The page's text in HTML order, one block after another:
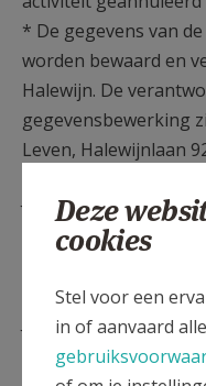
* De gegevens van
worden bewaard en
Halewijn. De
gegevensbewerking
Leven, Halewijnlaan
Je persoonlijke
parochieregisters en
Je persoonlijke
derden.
Deze
cookies
Stel voor een
in of aanvaard